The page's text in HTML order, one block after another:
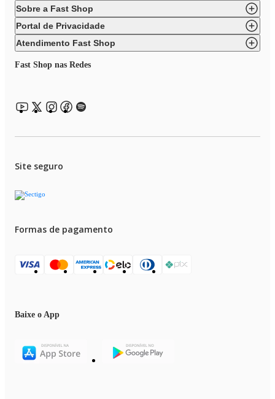
Sobre a Fast Shop
Portal de Privacidade
Atendimento Fast Shop
Fast Shop nas Redes
Site seguro
Formas de pagamento
Baixe o App